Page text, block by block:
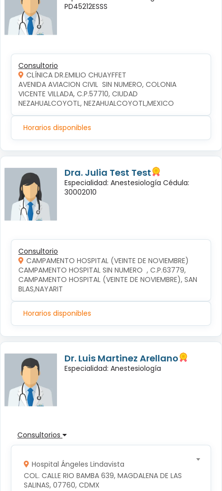
PD45212ESSS
Consultorio
CLÍNICA DR.EMILIO CHUAYFFET
AVENIDA AVIACION CIVIL  SIN NUMERO, COLONIA
VICENTE VILLADA, C.P.57710, CIUDAD
NEZAHUALCOYOTL, NEZAHUALCOYOTL,MEXICO
Horarios disponibles
Dra. Julia Test Test
Especialidad: Anestesiología Cédula:
30002010
Consultorio
CAMPAMENTO HOSPITAL (VEINTE DE NOVIEMBRE)
CAMPAMENTO HOSPITAL SIN NUMERO  , C.P.63779,
CAMPAMENTO HOSPITAL (VEINTE DE NOVIEMBRE), SAN
BLAS,NAYARIT
Horarios disponibles
Dr. Luis Martinez Arellano
Especialidad: Anestesiología
Consultorios
Hospital Ángeles Lindavista
COL. CALLE RIO BAMBA 639, MAGDALENA DE LAS
SALINAS, 07760, CDMX